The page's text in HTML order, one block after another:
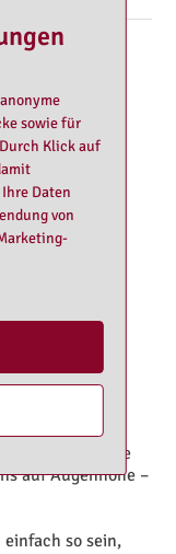
sowie für
Klick auf
Daten
von
Geschlecht,
andere äußere
auf Augenhöhe –
so sein,